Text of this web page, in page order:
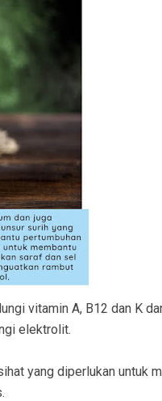
vitamin A, B12 dan K
elektrolit.
yang diperlukan untuk